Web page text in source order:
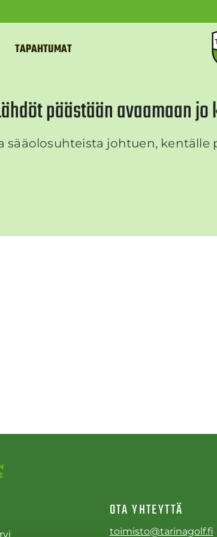
TAPAHTUMAT
päästään avaamaan jo
johtuen, kentälle
OTA YHTEYTTÄ
toimisto@tarinagolf.fi